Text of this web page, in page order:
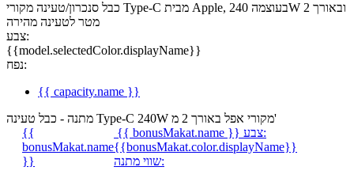
כבל סנכרון/טעינה מקורי Type-C מבית Apple, בעוצמה 240W ובאורך 2
מטר לטעינה מהירה
צבע:
{{model.selectedColor.displayName}}
נפח:
{{ capacity.name }}
מתנה - כבל טעינה Type-C 240W מקורי אפל באורך 2 מ'
{{
bonusMakat.name
}}
{{ bonusMakat.name }}
צבע:
{{bonusMakat.color.displayName}}
שווי מתנה: